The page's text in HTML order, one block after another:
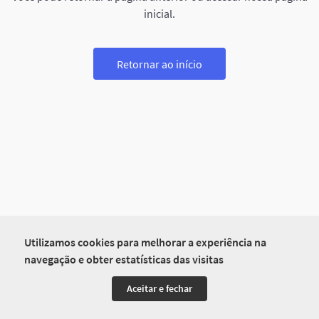
Utilizamos cookies para melhorar a experiência na
navegação e obter estatísticas das visitas
Aceitar e fechar
inicial.
Retornar ao início